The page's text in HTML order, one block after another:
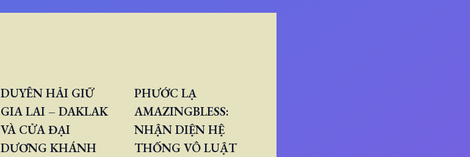
DUYÊN HẢI GIỮ
GIA LAI – DAKLAK
VÀ CỬA ĐẠI
DƯƠNG KHÁNH
PHƯỚC LẠ
AMAZINGBLESS:
NHẬN DIỆN HỆ
THỐNG VÔ LUẬT